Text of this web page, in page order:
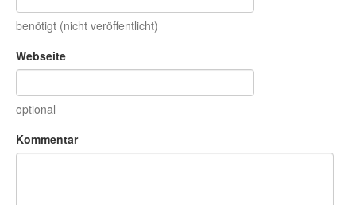
benötigt (nicht veröffentlicht)
Webseite
optional
Kommentar